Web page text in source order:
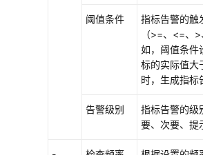
阈值条件
指标告警的触
（>=、<=、
如，阈值条件
标的实际值大
时，生成指标
告警级别
指标告警的级
要、次要、提